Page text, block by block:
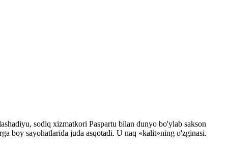
sodiq xizmatkori Paspartu bilan dunyo bo'ylab sakson
boy sayohatlarida juda asqotadi. U naq «kalit»ning o'zginasi.